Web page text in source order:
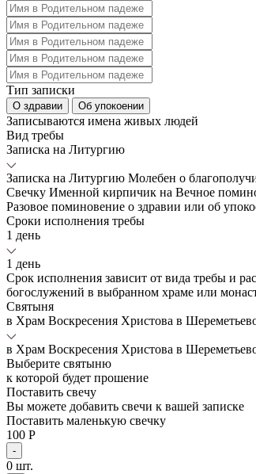
Тип записки
О здравии Об упокоении
Записываются имена живых людей
Вид требы
Записка на Литургию
Записка на Литургию Молебен о
Свечку Именной кирпичик на Вечное
Разовое поминовение о здравии или об
Сроки исполнения требы
1 день
1 день
Срок исполнения зависит от вида требы и
богослужений в выбранном храме или
Святыня
в Храм Воскресения Христова в
в Храм Воскресения Христова в
Выберите святыню
к которой будет прошение
Поставить свечу
Вы можете добавить свечи к вашей записке
Поставить маленькую свечку
100 Р
-
0 шт.